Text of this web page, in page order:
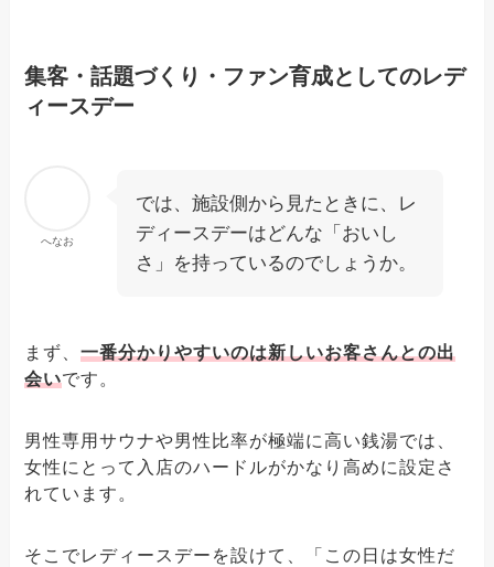
集客・話題づくり・ファン育成としてのレデ
ィースデー
へなお
では、施設側から見たときに、レ
ディースデーはどんな「おいし
さ」を持っているのでしょうか。
まず、一番分かりやすいのは新しいお客さんとの出
会いです。
男性専用サウナや男性比率が極端に高い銭湯では、
女性にとって入店のハードルがかなり高めに設定さ
れています。
そこでレディースデーを設けて、「この日は女性だ